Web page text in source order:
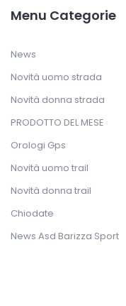
Menu Categorie
News
Novità uomo strada
Novità donna strada
PRODOTTO DEL MESE
Orologi Gps
Novità uomo trail
Novità donna trail
Chiodate
News Asd Barizza Sport